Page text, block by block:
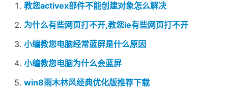
教您activex部件不能创建对象怎么解决
为什么有些网页打不开,教您ie有些网页打不开
小编教您电脑经常蓝屏是什么原因
小编教您电脑为什么会蓝屏
win8雨木林风经典优化版推荐下载